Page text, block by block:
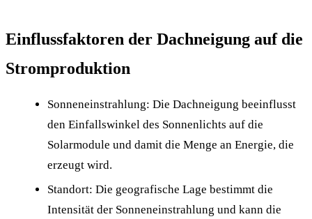
Einflussfaktoren der Dachneigung auf die
Stromproduktion
Sonneneinstrahlung: Die Dachneigung beeinflusst
den Einfallswinkel des Sonnenlichts auf die
Solarmodule und damit die Menge an Energie, die
erzeugt wird.
Standort: Die geografische Lage bestimmt die
Intensität der Sonneneinstrahlung und kann die